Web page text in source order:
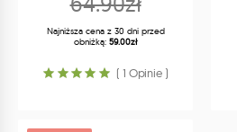
Najniższa cena z 30 dni przed
obniżką: 59.00zł
( 1 Opinie )